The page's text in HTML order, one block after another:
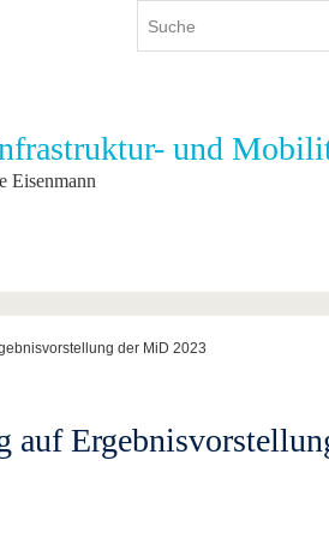
Profil
Weiterbildung
und
Eisenmann
der MiD 2023
auf